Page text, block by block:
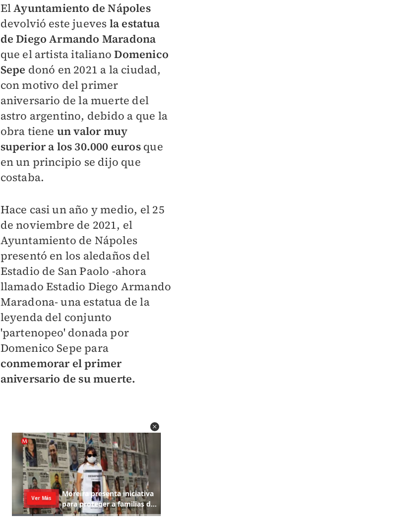
ElAyuntamiento de Nápoles
devolvió este jueves la estatua
de Diego Armando Maradona
que el artista italianoDomenico
Sepe donó en 2021 a la ciudad,
con motivo del primer
aniversario de la muerte del
astro argentino, debido a que la
obra tiene un valor muy
superior a los 30.000 euros que
en un principio se dijo que
costaba.
Hace casi un año y medio, el 25
de noviembre de 2021, el
Ayuntamiento de Nápoles
presentó en los aledaños del
Estadio de San Paolo -ahora
llamado Estadio Diego Armando
Maradona- una estatua de la
leyenda del conjunto
'partenopeo' donada por
Domenico Sepe para
conmemorar el primer
aniversario de su muerte.